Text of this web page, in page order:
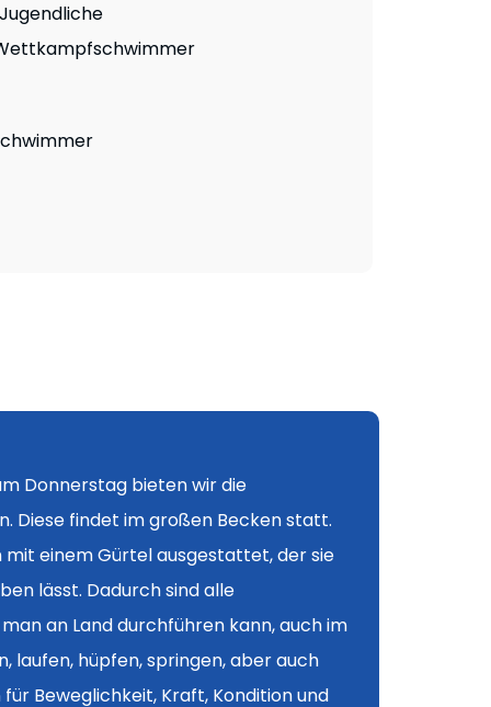
Donnerstag bieten wir die
Diese findet im großen Becken statt.
einem Gürtel ausgestattet, der sie
lässt. Dadurch sind alle
an Land durchführen kann, auch im
laufen, hüpfen, springen, aber auch
Beweglichkeit, Kraft, Kondition und